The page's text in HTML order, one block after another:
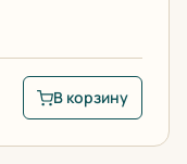
В корзину:
В корзину